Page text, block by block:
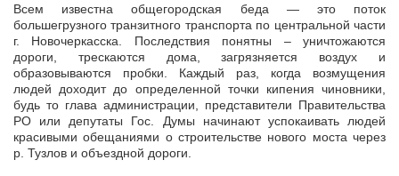
Всем известна общегородская беда — это поток
большегрузного транзитного транспорта по центральной части
г. Новочеркасска. Последствия понятны – уничтожаются
дороги, трескаются дома, загрязняется воздух и
образовываются пробки. Каждый раз, когда возмущения
людей доходит до определенной точки кипения чиновники,
будь то глава администрации, представители Правительства
РО или депутаты Гос. Думы начинают успокаивать людей
красивыми обещаниями о строительстве нового моста через
р. Тузлов и объездной дороги.